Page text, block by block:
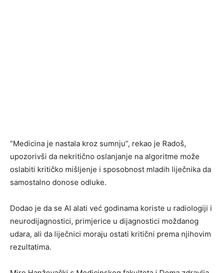
“Medicina je nastala kroz sumnju”, rekao je Radoš,
upozorivši da nekritično oslanjanje na algoritme može
oslabiti kritičko mišljenje i sposobnost mladih liječnika da
samostalno donose odluke.
Dodao je da se AI alati već godinama koriste u radiologiji i
neurodijagnostici, primjerice u dijagnostici moždanog
udara, ali da liječnici moraju ostati kritični prema njihovim
rezultatima.